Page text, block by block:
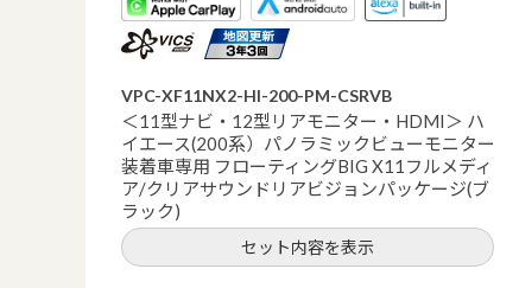
VPC-XF11NX2-HI-200-PM-CSRVB
＜11型ナビ・12型リアモニター・HDMI＞ ハ
イエース(200系）パノラミックビューモニター
装着車専用 フローティングBIG X11フルメディ
ア/クリアサウンドリアビジョンパッケージ(ブ
ラック)
セット内容を表示